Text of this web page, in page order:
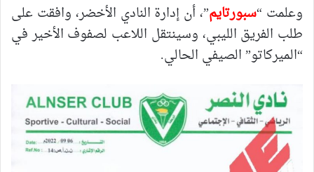
وعلمت “سبورتايم”، أن إدارة النادي الأخضر، وافقت على
طلب الفريق الليبي، وسينتقل اللاعب لصفوف الأخير في
“الميركاتو” الصيفي الحالي.